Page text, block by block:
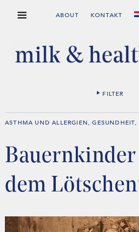
ABOUT KONTAKT
FILTER
ASTHMA UND ALLERGIEN ,GESUNDHEIT
Bauernkinder
dem